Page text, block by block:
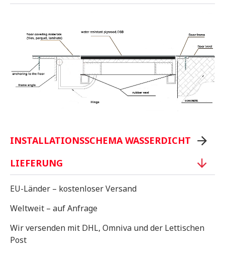
INSTALLATIONSSCHEMA WASSERDICHT
LIEFERUNG
EU-Länder – kostenloser Versand
Weltweit – auf Anfrage
Wir versenden mit DHL, Omniva und der Lettischen
Post